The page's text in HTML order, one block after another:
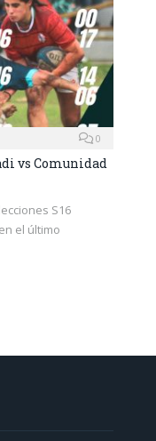
0
vs Comunidad
S16
el último